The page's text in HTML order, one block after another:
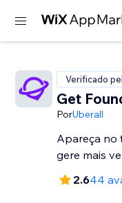
Verificado
Get
PorUberall
Apareça no
gere mais
2.644